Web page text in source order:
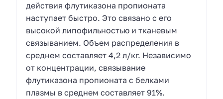
действия флутиказона пропионата
наступает быстро. Это связано с его
высокой липофильностью и тканевым
связыванием. Объем распределения в
среднем составляет 4,2 л/кг. Независимо
от концентрации, связывание
флутиказона пропионата с белками
плазмы в среднем составляет 91%.